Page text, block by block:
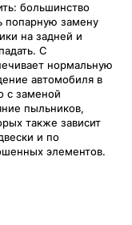
большинство
попарную замену
на задней и
С
нормальную
автомобиля в
с заменой
пыльников,
также зависит
и по
элементов.